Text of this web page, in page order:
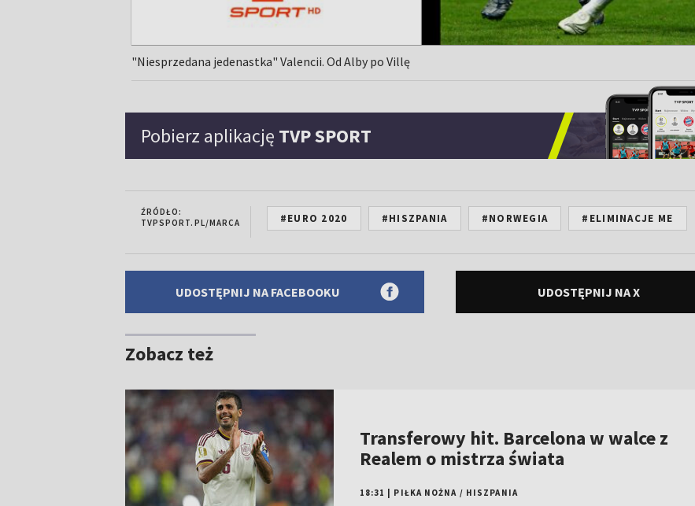
"Niesprzedana jedenastka" Valencii. Od Alby po Villę
Pobierz aplikację TVP SPORT
ŹRÓDŁO:
TVPSPORT.PL/MARCA
#EURO 2020 #HISZPANIA #NORWEGIA #ELIMINACJE ME
UDOSTĘPNIJ NA FACEBOOKU UDOSTĘPNIJ NA X
Zobacz też
Transferowy hit. Barcelona w walce z
Realem o mistrza świata
18:31 PIŁKA NOŻNA / HISZPANIA